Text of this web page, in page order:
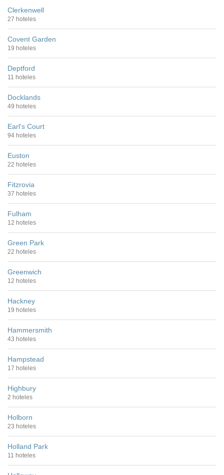
Clerkenwell
27 hoteles
Covent Garden
19 hoteles
Deptford
11 hoteles
Docklands
49 hoteles
Earl's Court
94 hoteles
Euston
22 hoteles
Fitzrovia
37 hoteles
Fulham
12 hoteles
Green Park
22 hoteles
Greenwich
12 hoteles
Hackney
19 hoteles
Hammersmith
43 hoteles
Hampstead
17 hoteles
Highbury
2 hoteles
Holborn
23 hoteles
Holland Park
11 hoteles